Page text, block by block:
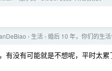
› 生活 › 婚后 10 年，你们的生活
有没有可能就是不想呢，平时太